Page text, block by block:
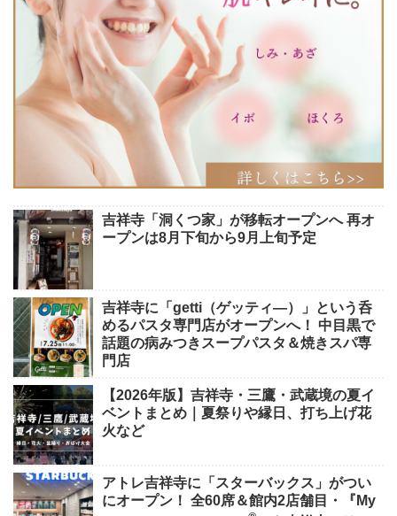
吉祥寺「洞くつ家」が移転オープンへ 再オ
ープンは8月下旬から9月上旬予定
吉祥寺に「getti（ゲッティ―）」という呑
めるパスタ専門店がオープンへ！ 中目黒で
話題の病みつきスープパスタ＆焼きスパ専
門店
【2026年版】吉祥寺・三鷹・武蔵境の夏イ
ベントまとめ｜夏祭りや縁日、打ち上げ花
火など
アトレ吉祥寺に「スターバックス」がつい
にオープン！ 全60席＆館内2店舗目・『My